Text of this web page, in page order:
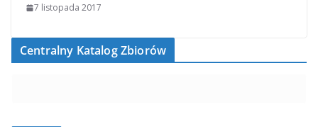
7 listopada 2017
Centralny Katalog Zbiorów